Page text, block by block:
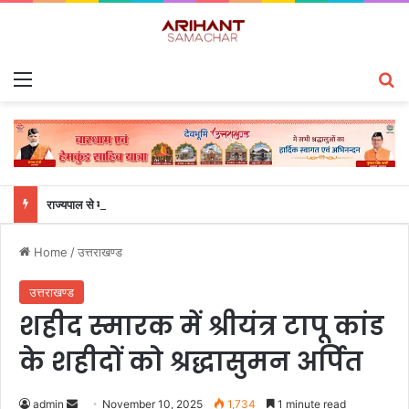
राज्यपाल से महालेखाकार, लेखापरीक्षा उत्तराखंड संजीव कुमार ने की शिष्टाचार भेंट
Home /उत्तराखण्ड
उत्तराखण्ड
शहीद स्मारक में श्रीयंत्र टापू कांड
के शहीदों को श्रद्धासुमन अर्पित
admin November 10, 2025 1,734 1 minute read